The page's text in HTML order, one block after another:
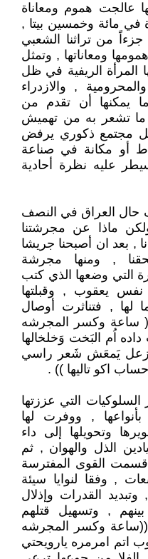
عالجت هموم ومعاناة
في مائة وخمسين بيتا ,
من تراثنا الشعبي
ومعاناتها , وتمثل
المرأة الريفية في ظل
, والازدراء
يمكنها أن تقدم من
ما تشعر به من تهميش
مجتمع ذكوري يرفض
أو مكانة في صناعة
عليه نظرة أحادية
العراق في النصف
ماذا عن مجرشتنا
, بعد ان أصبحنا جريشا
, ومنها مجرشة
التي وضعها الذي كتب
نفس يعقوب , وقبلتها
لها , فتناثرت أوصال
ساعة وكسر المجرشه
اُم البَخت وَخلخالها
زعل يَمعَش شَعر راسي
اكو تاليها )) .
التي عززتها
بأنواعها , ووفرت لها
وتحويلها إلى داء
الذل والهوان , ثم
القوى المفترسة
, وفقا لنوايا سيئة
وتبديد القدرات وإذلال
بينهم , وتسهيل قتلهم
((ساعة وكسر المجرشه
اتم امرمره يارويحتي